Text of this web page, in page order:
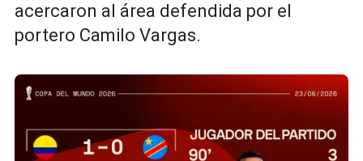
acercaron al área defendida por el
portero Camilo Vargas.